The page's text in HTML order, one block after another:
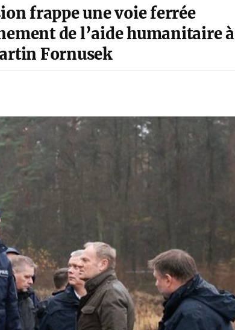
frappe une voie ferrée
de l’aide humanitaire à
Fornusek